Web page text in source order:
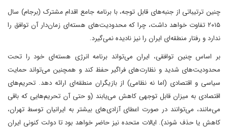
چنین ترتیباتی از جنبه‌های قابل توجه، با برنامه جامع اقدام مشترک (برجام) سال
۲۰۱۵ تفاوت خواهد داشت، چرا که محدودیت‌های هسته‌ای زمان‌دار آن توافق را
ندارد و رفتار منطقه‌ای ایران را نیز نادیده نمی‌گیرد.
بر اساس چنین توافقی، ایران می‌تواند برنامه انرژی هسته‌ای خود را تحت
محدودیت‌های شدید و نظارت‌های فراگیر حفظ کند و همچنین می‌تواند حمایت
سیاسی و اقتصادی (اما نه نظامی) از بازیگران منطقه‌ای ارائه دهد. تحریم‌های
اقتصادی به میزان قابل توجهی کاهش می‌یابند (و حتی آن تحریم‌هایی که باقی
می‌مانند، می‌توانند در صورت اعطای آزادی‌های بیشتر به ایرانیان توسط تهران،
کاهش یا حذف شوند). ایالات متحده نیز حاضر خواهد بود تا دولت کنونی ایران